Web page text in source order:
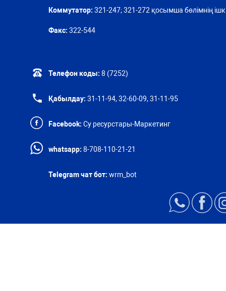
Коммутатор: 321-247; 321-272 қосымша бөлімнің ішкі
Факс: 322-544
Телефон коды: 8 (7252)
Қабылдау: 31-11-94, 32-60-09, 31-11-95
Facebook: Су ресурстары-Маркетинг
whatsapp: 8-708-110-21-21
Telegram чат бот: wrm_bot